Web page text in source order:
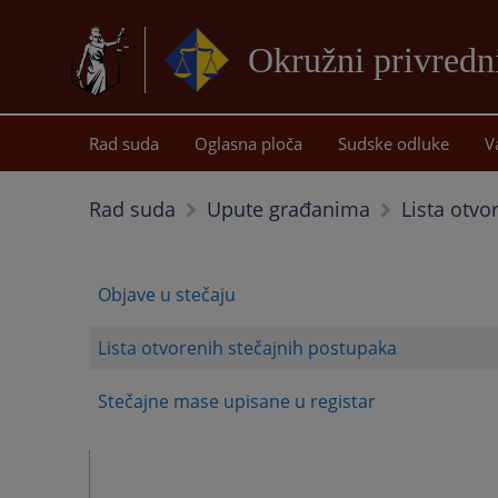
Okružni
Rad suda Oglasna ploča Sudske odluke
Rad suda Upute građanima Lista
Objave u stečaju
Lista otvorenih stečajnih postupaka
Stečajne mase upisane u registar